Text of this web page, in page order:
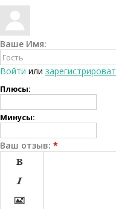
Ваше Имя:
Войти или
Плюсы:
Минусы:
Ваш отзыв: *


